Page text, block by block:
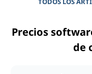
Precios
de